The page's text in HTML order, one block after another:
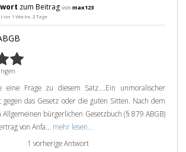
zum Beitrag von max123
vor 1 Woche, 2 Tage
eine Frage zu diesem Satz....Ein unmoralischer
gegen das Gesetz oder die guten Sitten. Nach dem
Allgemeinen bürgerlichen Gesetzbuch (§ 879 ABGB)
von Anfa... mehr lesen...
1 vorherige Antwort